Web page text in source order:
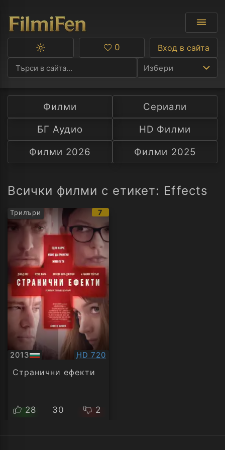
Избери
Ф
С
А
Превключване
тъмна
тема
Любими
0 Вход в сайта
Филми
Сериали
БГ Аудио
HD Филми
Филми 2026
Филми 2025
Всички филми с етикет: Effects
Трилъри
IMDb
7
2013
БГ
аудио
Качество:
HD 720
Странични ефекти
28 30 2